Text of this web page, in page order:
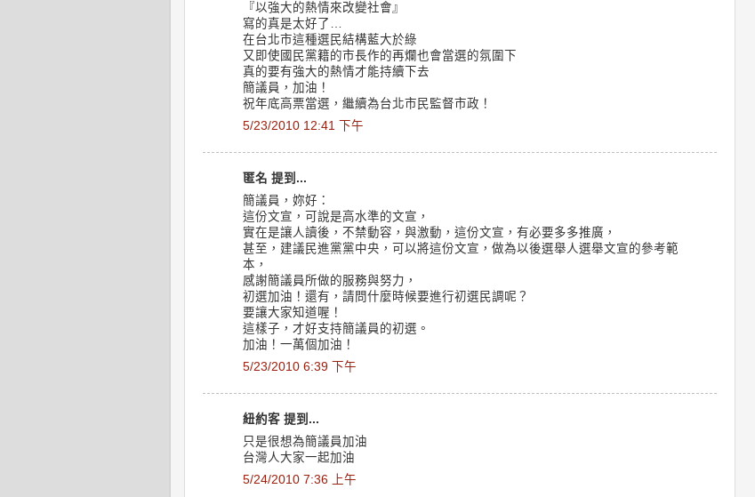
『以強大的熱情來改變社會』
寫的真是太好了…
在台北市這種選民結構藍大於綠
又即使國民黨籍的市長作的再爛也會當選的氛圍下
真的要有強大的熱情才能持續下去
簡議員，加油！
祝年底高票當選，繼續為台北市民監督市政！
5/23/2010 12:41 下午
匿名 提到...
簡議員，妳好：
這份文宣，可說是高水準的文宣，
實在是讓人讀後，不禁動容，與激動，這份文宣，有必要多多推廣，
甚至，建議民進黨黨中央，可以將這份文宣，做為以後選舉人選舉文宣的參考範
本，
感謝簡議員所做的服務與努力，
初選加油！還有，請問什麼時候要進行初選民調呢？
要讓大家知道喔！
這樣子，才好支持簡議員的初選。
加油！一萬個加油！
5/23/2010 6:39 下午
紐約客 提到...
只是很想為簡議員加油
台灣人大家一起加油
5/24/2010 7:36 上午